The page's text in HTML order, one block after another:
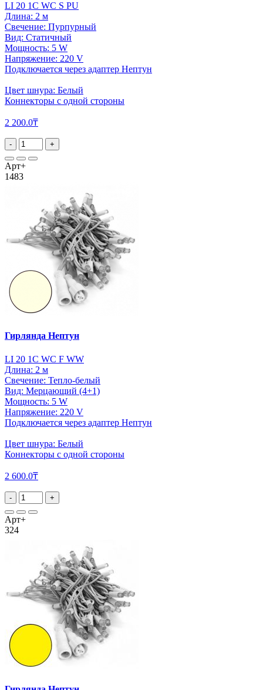
LI 20 1C WC S PU
Длина: 2 м
Свечение: Пурпурный
Вид: Статичный
Мощность: 5 W
Напряжение: 220 V
Подключается через адаптер Нептун
Цвет шнура: Белый
Коннекторы с одной стороны
2 200.0₸
- +
Арт+
1483
Гирлянда Нептун
LI 20 1C WC F WW
Длина: 2 м
Свечение: Тепло-белый
Вид: Мерцающий (4+1)
Мощность: 5 W
Напряжение: 220 V
Подключается через адаптер Нептун
Цвет шнура: Белый
Коннекторы с одной стороны
2 600.0₸
- +
Арт+
324